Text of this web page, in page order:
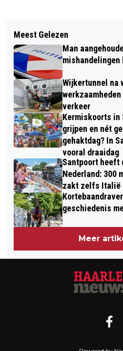
LONGFONDS
KAARSEN MAAR
VANWEGE FIJNSTOF
HULPDIENSTEN
GERAAKTE VROUW IN
Meest Gelezen
Man
mishandelingen
Wijkertunnel na
verkeer
Kermiskoorts in
grijpen en nét
gehaktdag? In
vooral draaidag
Santpoort heeft
Nederland: 300
zakt zelfs Italië
geschiedenis
Meer